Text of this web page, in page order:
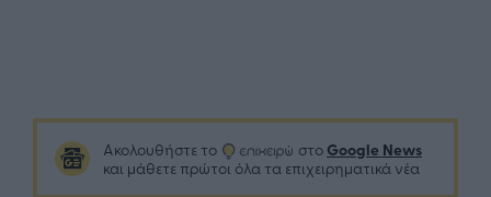
Ακολουθήστε το στο Google News
και μάθετε πρώτοι όλα τα επιχειρηματικά νέα